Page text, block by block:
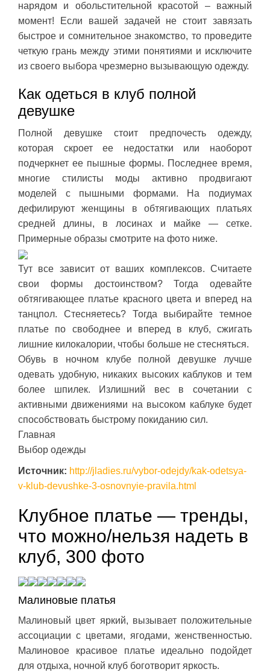
нарядом и обольстительной красотой – важный
момент! Если вашей задачей не стоит завязать
быстрое и сомнительное знакомство, то проведите
четкую грань между этими понятиями и исключите
из своего выбора чрезмерно вызывающую одежду.
Как одеться в клуб полной
девушке
Полной девушке стоит предпочесть одежду,
которая скроет ее недостатки или наоборот
подчеркнет ее пышные формы. Последнее время,
многие стилисты моды активно продвигают
моделей с пышными формами. На подиумах
дефилируют женщины в обтягивающих платьях
средней длины, в лосинах и майке — сетке.
Примерные образы смотрите на фото ниже.
Тут все зависит от ваших комплексов. Считаете
свои формы достоинством? Тогда одевайте
обтягивающее платье красного цвета и вперед на
танцпол. Стесняетесь? Тогда выбирайте темное
платье по свободнее и вперед в клуб, сжигать
лишние килокалории, чтобы больше не стесняться.
Обувь в ночном клубе полной девушке лучше
одевать удобную, никаких высоких каблуков и тем
более шпилек. Излишний вес в сочетании с
активными движениями на высоком каблуке будет
способствовать быстрому покиданию сил.
Главная
Выбор одежды
Источник: http://jladies.ru/vybor-odejdy/kak-odetsya-
v-klub-devushke-3-osnovnyie-pravila.html
Клубное платье — тренды,
что можно/нельзя надеть в
клуб, 300 фото
Малиновые платья
Малиновый цвет яркий, вызывает положительные
ассоциации с цветами, ягодами, женственностью.
Малиновое красивое платье идеально подойдет
для отдыха, ночной клуб боготворит яркость.